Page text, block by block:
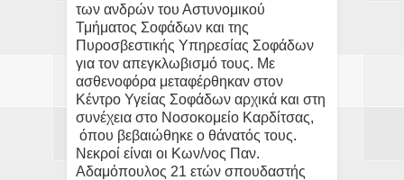
των ανδρών του Αστυνομικού
Τμήματος Σοφάδων και της
Πυροσβεστικής Υπηρεσίας Σοφάδων
για τον απεγκλωβισμό τους. Με
ασθενοφόρα μεταφέρθηκαν στον
Κέντρο Υγείας Σοφάδων αρχικά και στη
συνέχεια στο Νοσοκομείο Καρδίτσας,
όπου βεβαιώθηκε ο θάνατός τους.
Νεκροί είναι οι Κων/νος Παν.
Αδαμόπουλος 21 ετών σπουδαστής